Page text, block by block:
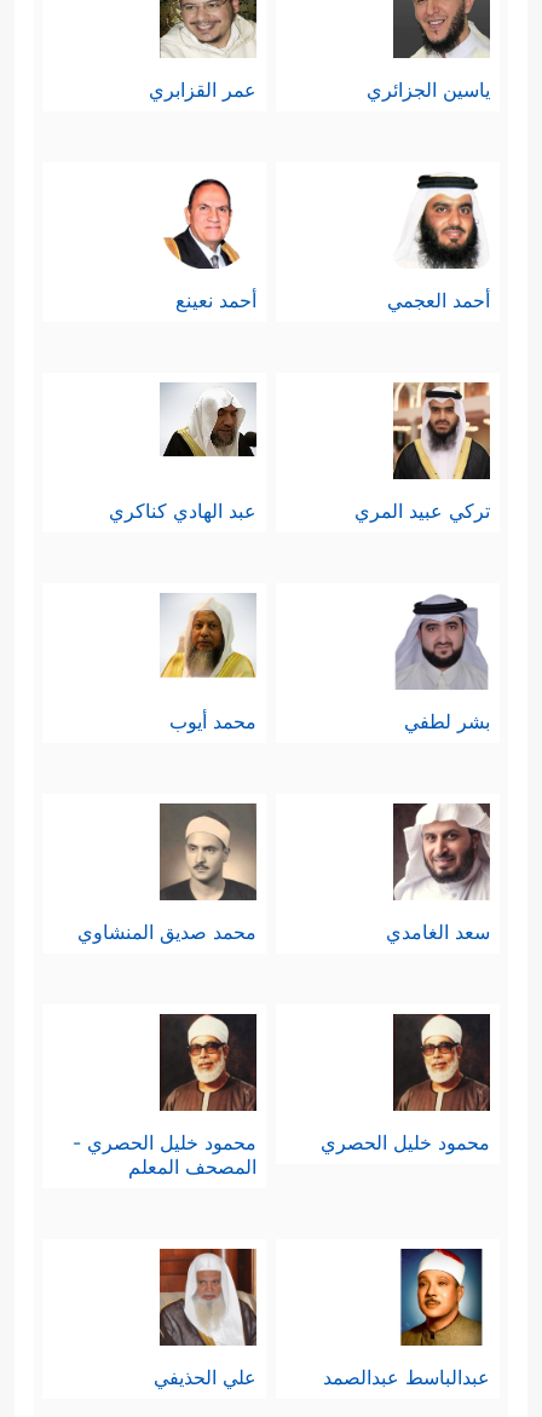
ياسين الجزائري عمر القزابري
أحمد العجمي أحمد نعينع
تركي عبيد المري عبد الهادي كناكري
بشر لطفي محمد أيوب
سعد الغامدي محمد صديق المنشاوي
محمود خليل الحصري
محمود خليل الحصري -
المصحف المعلم
عبدالباسط عبدالصمد علي الحذيفي